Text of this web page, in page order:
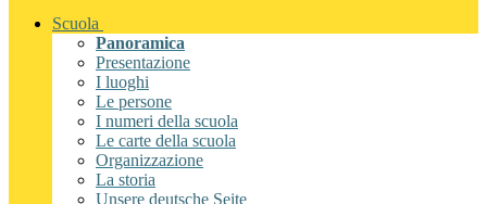
Scuola
Panoramica
Presentazione
I luoghi
Le persone
I numeri della scuola
Le carte della scuola
Organizzazione
La storia
Unsere deutsche Seite